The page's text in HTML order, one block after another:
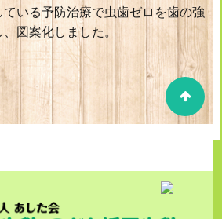
いる予防治療で虫歯ゼロを歯の強
図案化しました。